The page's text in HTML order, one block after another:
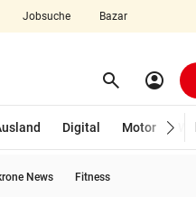
Jobsuche Bazar
search Suchen
account_circle
Digital Motor
News Fitness